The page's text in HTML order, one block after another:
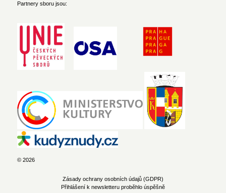
Partnery sboru jsou:
© 2026
Zásady ochrany osobních údajů (GDPR)
Přihlášení k newsletteru proběhlo úspěšně